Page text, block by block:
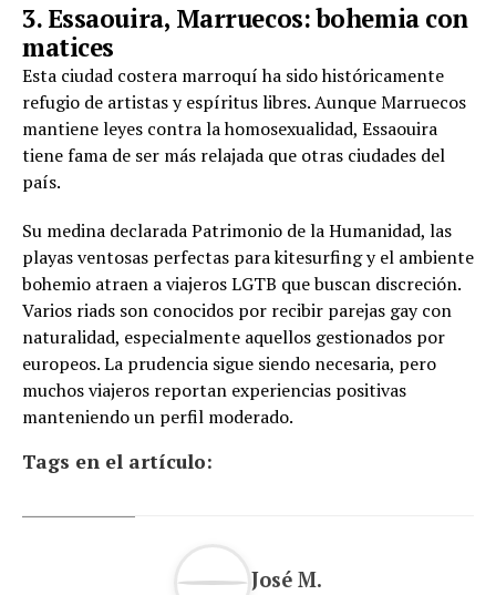
3. Essaouira, Marruecos: bohemia con
matices
Esta ciudad costera marroquí ha sido históricamente
refugio de artistas y espíritus libres. Aunque Marruecos
mantiene leyes contra la homosexualidad, Essaouira
tiene fama de ser más relajada que otras ciudades del
país.
Su medina declarada Patrimonio de la Humanidad, las
playas ventosas perfectas para kitesurfing y el ambiente
bohemio atraen a viajeros LGTB que buscan discreción.
Varios riads son conocidos por recibir parejas gay con
naturalidad, especialmente aquellos gestionados por
europeos. La prudencia sigue siendo necesaria, pero
muchos viajeros reportan experiencias positivas
manteniendo un perfil moderado.
Tags en el artículo:
José M.